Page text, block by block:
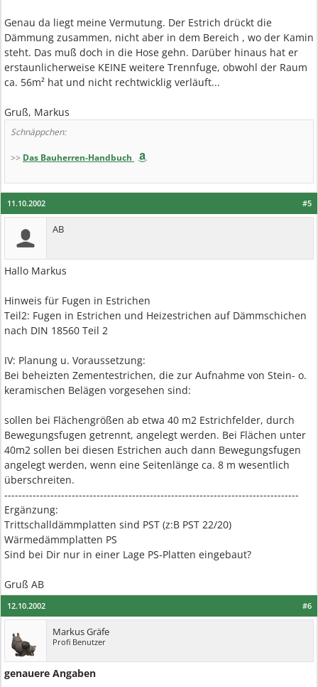
Genau da liegt meine Vermutung. Der Estrich drückt die
Dämmung zusammen, nicht aber in dem Bereich , wo der Kamin
steht. Das muß doch in die Hose gehn. Darüber hinaus hat er
erstaunlicherweise KEINE weitere Trennfuge, obwohl der Raum
ca. 56m² hat und nicht rechtwicklig verläuft...
Gruß, Markus
Schnäppchen:
>> Das Bauherren-Handbuch
#5
11.10.2002
AB
Hallo Markus
Hinweis für Fugen in Estrichen
Teil2: Fugen in Estrichen und Heizestrichen auf Dämmschichen
nach DIN 18560 Teil 2
IV: Planung u. Voraussetzung:
Bei beheizten Zementestrichen, die zur Aufnahme von Stein- o.
keramischen Belägen vorgesehen sind:
sollen bei Flächengrößen ab etwa 40 m2 Estrichfelder, durch
Bewegungsfugen getrennt, angelegt werden. Bei Flächen unter
40m2 sollen bei diesen Estrichen auch dann Bewegungsfugen
angelegt werden, wenn eine Seitenlänge ca. 8 m wesentlich
überschreiten.
-----------------------------------------------------------------------------------
Ergänzung:
Trittschalldämmplatten sind PST (z:B PST 22/20)
Wärmedämmplatten PS
Sind bei Dir nur in einer Lage PS-Platten eingebaut?
Gruß AB
#6
12.10.2002
Markus Gräfe
Profi Benutzer
genauere Angaben